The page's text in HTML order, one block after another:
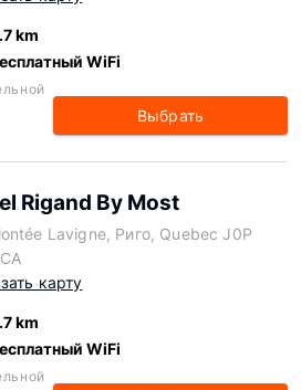
km
WiFi
Выбрать
Rigand By Most
Lavigne, Риго, Quebec J0P
карту
km
WiFi